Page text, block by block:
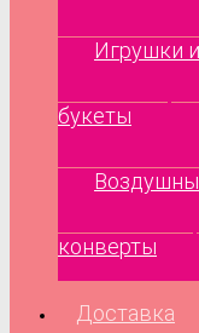
Игрушки
букеты
конверты
Доставка